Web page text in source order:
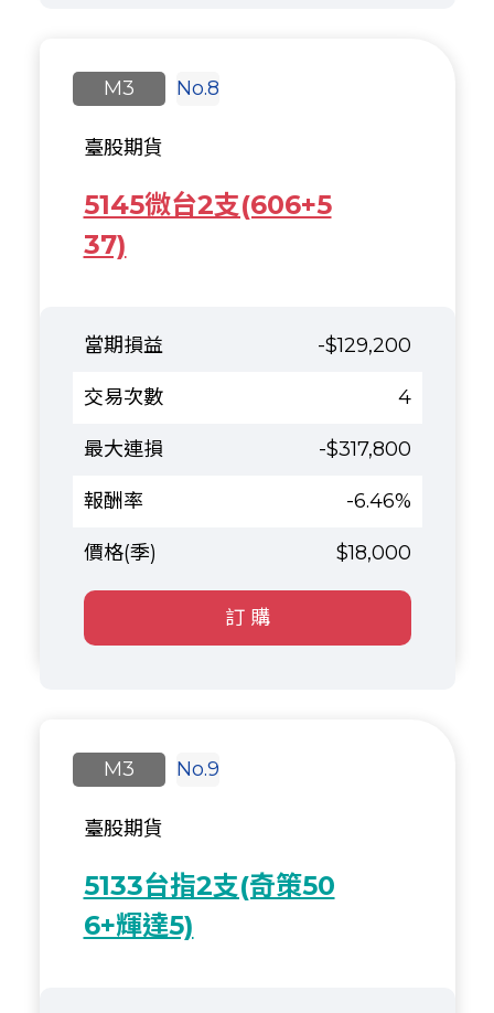
No.8
5145微台2支(606+5
37)
臺股期貨
M3
-$129,200
4
-$317,800
-6.46%
$18,000
訂 購
No.9
5133台指2支(奇策50
6+輝達5)
臺股期貨
M3